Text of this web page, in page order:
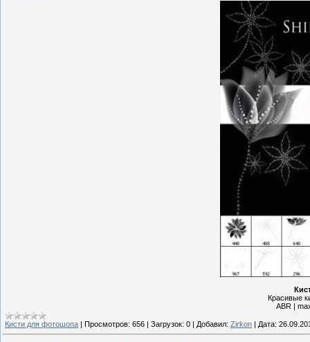
Красивые
ABR |
Кисти для фотошопа | Просмотров: 656 | Загрузок: 0 | Добавил: Zirkon | Дата: